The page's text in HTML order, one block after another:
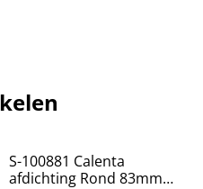
S-100881 Calenta
afdichting Rond 83mm